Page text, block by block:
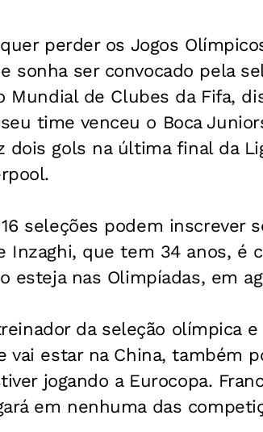
perder os Jogos
sonha ser convocado pela
Mundial de Clubes da Fifa,
time venceu o Boca
dois gols na última final da
seleções podem inscrever
Inzaghi, que tem 34 anos, é
esteja nas Olimpíadas, em
da seleção olímpica
vai estar na China, também
jogando a Eurocopa.
em nenhuma das